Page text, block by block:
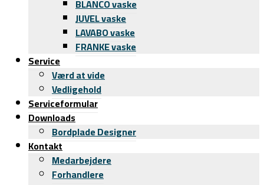
BLANCO vaske
JUVEL vaske
LAVABO vaske
FRANKE vaske
Service
Værd at vide
Vedligehold
Serviceformular
Downloads
Bordplade Designer
Kontakt
Medarbejdere
Forhandlere